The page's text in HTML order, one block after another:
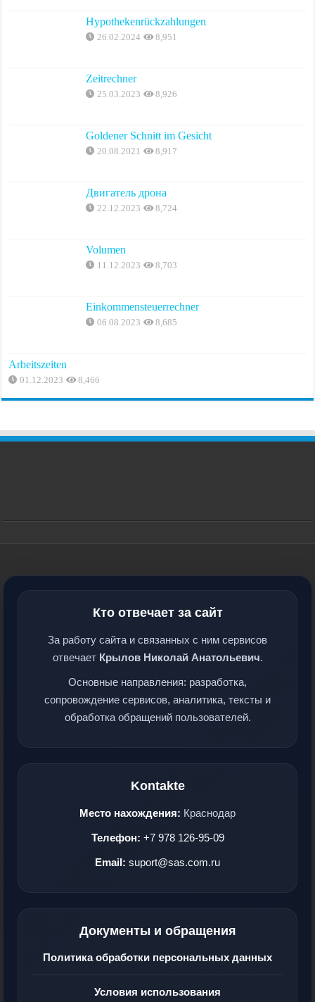
Hypothekenrückzahlungen
26.02.2024 8,951
Zeitrechner
25.03.2023 8,926
Goldener Schnitt im Gesicht
20.08.2021 8,917
Двигатель дрона
22.12.2023 8,724
Volumen
11.12.2023 8,703
Einkommensteuerrechner
06.08.2023 8,685
Arbeitszeiten
01.12.2023 8,466
Кто отвечает за сайт
За работу сайта и связанных с ним сервисов
отвечает Крылов Николай Анатольевич.
Основные направления: разработка,
сопровождение сервисов, аналитика, тексты и
обработка обращений пользователей.
Kontakte
Место нахождения: Краснодар
Телефон: +7 978 126-95-09
Email: suport@sas.com.ru
Документы и обращения
Политика обработки персональных данных
Условия использования